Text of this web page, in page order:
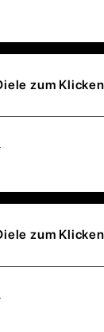
zum Klicken
zum Klicken